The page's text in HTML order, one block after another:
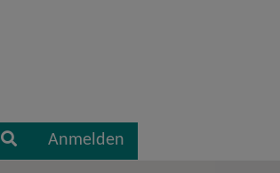
Suche Anmelden